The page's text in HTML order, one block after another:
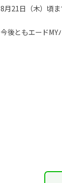
8月21日（木）頃
今後ともエードMY